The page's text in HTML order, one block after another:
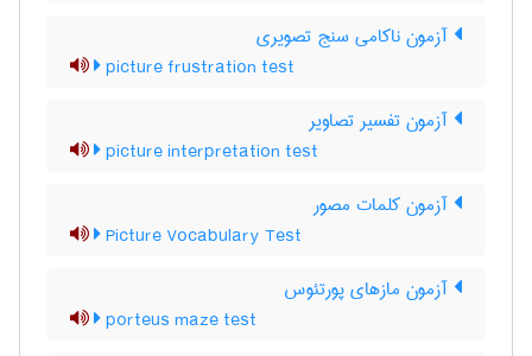
آزمون ناکامی سنج تصویری
picture frustration test
آزمون تفسیر تصاویر
picture interpretation test
آزمون کلمات مصور
Picture Vocabulary Test
آزمون مازهای پورتئوس
porteus maze test